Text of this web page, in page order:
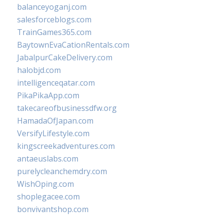
balanceyoganj.com
salesforceblogs.com
TrainGames365.com
BaytownEvaCationRentals.com
JabalpurCakeDelivery.com
halobjd.com
intelligenceqatar.com
PikaPikaApp.com
takecareofbusinessdfw.org
HamadaOfJapan.com
VersifyLifestyle.com
kingscreekadventures.com
antaeuslabs.com
purelycleanchemdry.com
WishOping.com
shoplegacee.com
bonvivantshop.com